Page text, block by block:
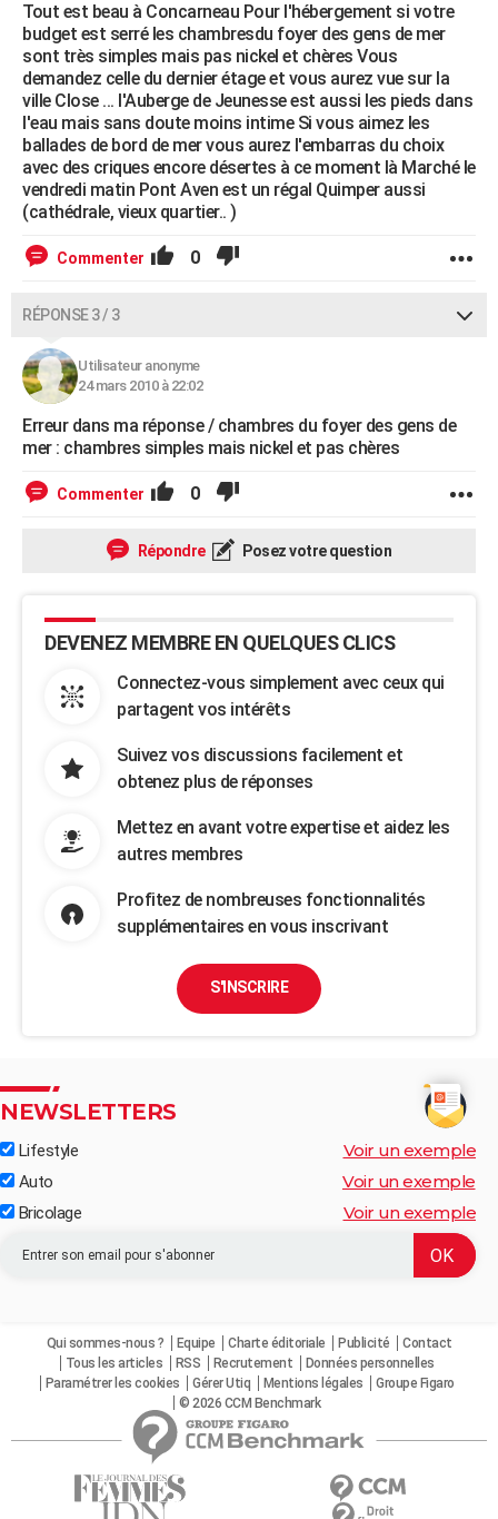
Tout est beau à Concarneau Pour l'hébergement si votre
budget est serré les chambresdu foyer des gens de mer
sont très simples mais pas nickel et chères Vous
demandez celle du dernier étage et vous aurez vue sur la
ville Close ... l'Auberge de Jeunesse est aussi les pieds dans
l'eau mais sans doute moins intime Si vous aimez les
ballades de bord de mer vous aurez l'embarras du choix
avec des criques encore désertes à ce moment là Marché le
vendredi matin Pont Aven est un régal Quimper aussi
(cathédrale, vieux quartier.. )
Commenter 0
RÉPONSE 3 / 3
Utilisateur anonyme
24 mars 2010 à 22:02
Erreur dans ma réponse / chambres du foyer des gens de
mer : chambres simples mais nickel et pas chères
Commenter 0
Répondre Posez votre question
DEVENEZ MEMBRE EN QUELQUES CLICS
Connectez-vous simplement avec ceux qui
partagent vos intérêts
Suivez vos discussions facilement et
obtenez plus de réponses
Mettez en avant votre expertise et aidez les
autres membres
Profitez de nombreuses fonctionnalités
supplémentaires en vous inscrivant
S'INSCRIRE
NEWSLETTERS
Lifestyle Voir un exemple
Auto Voir un exemple
Bricolage Voir un exemple
Qui sommes-nous ? Equipe Charte éditoriale Publicité
Contact
Tous les articles
RSS Recrutement
Données personnelles
Paramétrer les cookies
Gérer Utiq Mentions légales
Groupe Figaro
© 2026 CCM Benchmark